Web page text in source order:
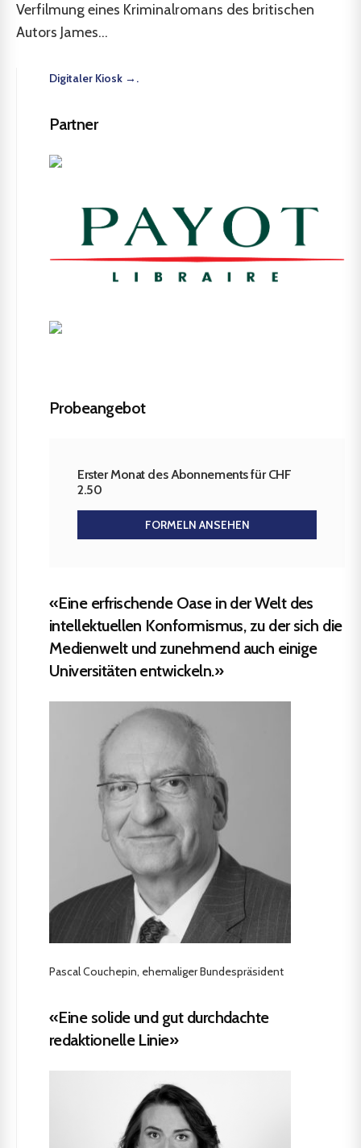
Verfilmung eines Kriminalromans des britischen
Autors James...
Digitaler Kiosk →.
Partner
Probeangebot
Erster Monat des Abonnements für CHF
2.50
FORMELN ANSEHEN
«Eine erfrischende Oase in der Welt des
intellektuellen Konformismus, zu der sich die
Medienwelt und zunehmend auch einige
Universitäten entwickeln.»
Pascal Couchepin, ehemaliger Bundespräsident
«Eine solide und gut durchdachte
redaktionelle Linie»